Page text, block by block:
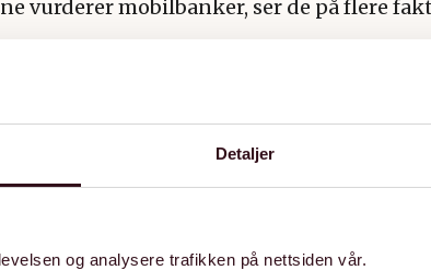
Detaljer
og analysere trafikken på nettsiden vår.
vurderer mobilbanker, ser de på flere
(betaling, overføringer, sparing, etc.)
og support i appen